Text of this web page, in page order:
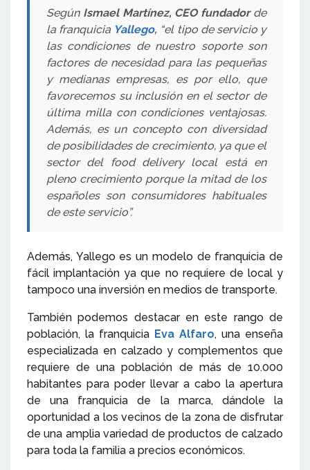
Según Ismael Martínez, CEO fundador de
la franquicia Yallego, “el tipo de servicio y
las condiciones de nuestro soporte son
factores de necesidad para las pequeñas
y medianas empresas, es por ello, que
favorecemos su inclusión en el sector de
última milla con condiciones ventajosas.
Además, es un concepto con diversidad
de posibilidades de crecimiento, ya que el
sector del food delivery local está en
pleno crecimiento porque la mitad de los
españoles son consumidores habituales
de este servicio”.
Además, Yallego es un modelo de franquicia de
fácil implantación ya que no requiere de local y
tampoco una inversión en medios de transporte.
También podemos destacar en este rango de
población, la franquicia Eva Alfaro, una enseña
especializada en calzado y complementos que
requiere de una población de más de 10.000
habitantes para poder llevar a cabo la apertura
de una franquicia de la marca, dándole la
oportunidad a los vecinos de la zona de disfrutar
de una amplia variedad de productos de calzado
para toda la familia a precios económicos.